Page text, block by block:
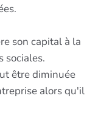
son capital à la
sociales.
être diminuée
alors qu'il